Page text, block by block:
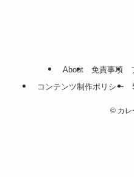
About 免責事項
コンテンツ制作ポリシー
©カレ